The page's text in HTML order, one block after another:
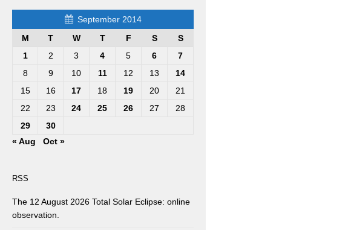
September 2014
M
T W T F S
S
1
2 3 4 5 6
7
8
9 10 11 12 13
14
15
16 17 18 19 20
21
22
23 24 25 26 27
28
29
30
« Aug
Oct »
RSS
The 12 August 2026 Total Solar Eclipse: online
observation.